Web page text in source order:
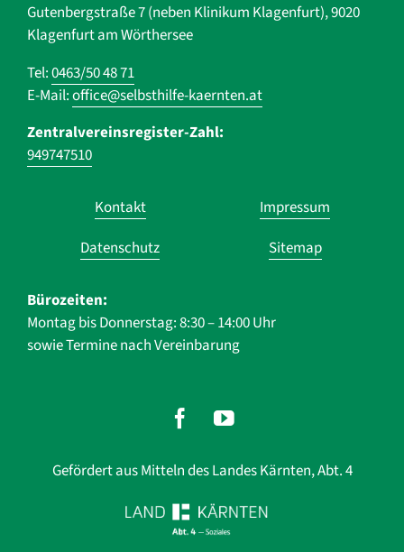
Gutenbergstraße 7 (neben Klinikum Klagenfurt), 9020
Klagenfurt am Wörthersee
Tel:0463/50 48 71
E-Mail:office@selbsthilfe-kaernten.at
Zentralvereinsregister-Zahl:
949747510
Navigation
überspringen
Kontakt
Impressum
Datenschutz
Sitemap
Bürozeiten:
Montag bis Donnerstag: 8:30 – 14:00 Uhr
sowie Termine nach Vereinbarung
Gefördert aus Mitteln des Landes Kärnten, Abt. 4